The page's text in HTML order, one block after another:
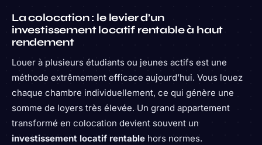
La colocation : le levier d’un
investissement locatif rentable à haut
rendement
Louer à plusieurs étudiants ou jeunes actifs est une
méthode extrêmement efficace aujourd’hui. Vous louez
chaque chambre individuellement, ce qui génère une
somme de loyers très élevée. Un grand appartement
transformé en colocation devient souvent un
investissement locatif rentable hors normes.